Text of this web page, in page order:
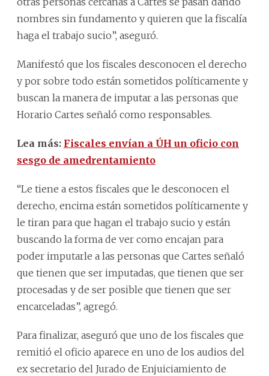
nombres sin fundamento y quieren que la fiscalía
haga el trabajo sucio”, aseguró.
Manifestó que los fiscales desconocen el derecho
y por sobre todo están sometidos políticamente y
buscan la manera de imputar a las personas que
Horario Cartes señaló como responsables.
Lea más: Fiscales envían a ÚH un oficio con
sesgo de amedrentamiento
“Le tiene a estos fiscales que le desconocen el
derecho, encima están sometidos políticamente y
le tiran para que hagan el trabajo sucio y están
buscando la forma de ver como encajan para
poder imputarle a las personas que Cartes señaló
que tienen que ser imputadas, que tienen que ser
procesadas y de ser posible que tienen que ser
encarceladas”, agregó.
Para finalizar, aseguró que uno de los fiscales que
remitió el oficio aparece en uno de los audios del
ex secretario del Jurado de Enjuiciamiento de